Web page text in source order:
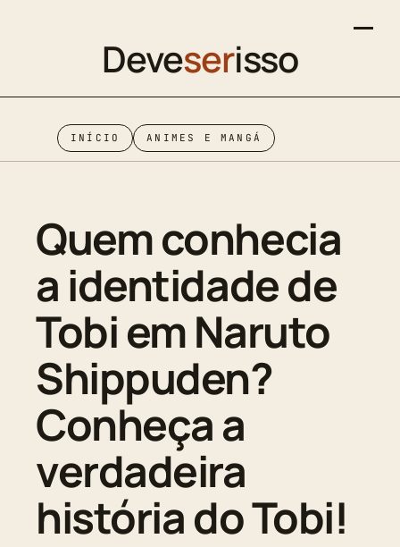
Deveserisso
INÍCIO ANIMES E MANGÁ
Quem conhecia
a identidade de
Tobi em Naruto
Shippuden?
Conheça a
verdadeira
história do Tobi!